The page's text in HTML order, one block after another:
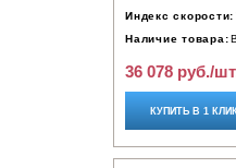
Индекс скорости:
Наличие товара:
36 078 руб./
КУПИТЬ В 1 КЛИК